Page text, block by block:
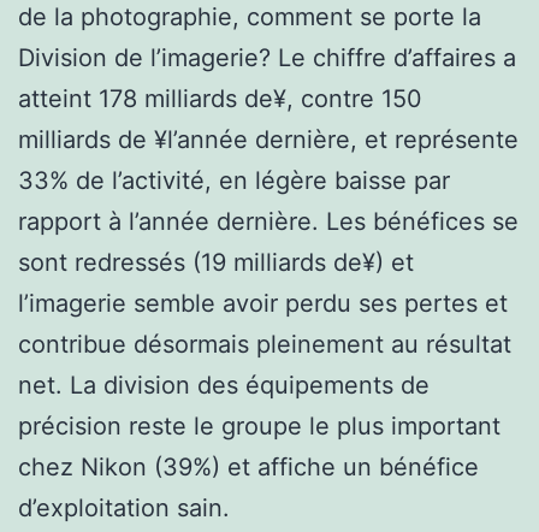
de la photographie, comment se porte la
Division de l’imagerie? Le chiffre d’affaires a
atteint 178 milliards de¥, contre 150
milliards de ¥l’année dernière, et représente
33% de l’activité, en légère baisse par
rapport à l’année dernière. Les bénéfices se
sont redressés (19 milliards de¥) et
l’imagerie semble avoir perdu ses pertes et
contribue désormais pleinement au résultat
net. La division des équipements de
précision reste le groupe le plus important
chez Nikon (39%) et affiche un bénéfice
d’exploitation sain.